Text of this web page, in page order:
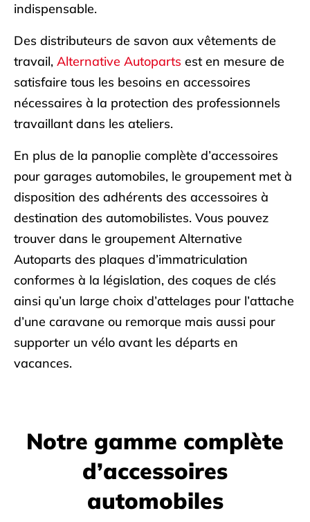
indispensable.
Des distributeurs de savon aux vêtements de
travail, Alternative Autoparts est en mesure de
satisfaire tous les besoins en accessoires
nécessaires à la protection des professionnels
travaillant dans les ateliers.
En plus de la panoplie complète d’accessoires
pour garages automobiles, le groupement met à
disposition des adhérents des accessoires à
destination des automobilistes. Vous pouvez
trouver dans le groupement Alternative
Autoparts des plaques d’immatriculation
conformes à la législation, des coques de clés
ainsi qu’un large choix d’attelages pour l’attache
d’une caravane ou remorque mais aussi pour
supporter un vélo avant les départs en
vacances.
Notre gamme complète
d’accessoires
automobiles